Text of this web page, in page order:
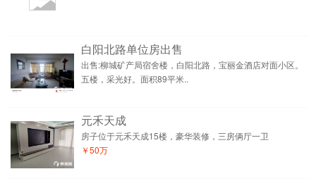
白阳北路单位房出售
出售:柳城矿产局宿舍楼，白阳北路，宝丽金酒店对面小区。
五楼，采光好。面积89平米..
元禾天成
房子位于元禾天成15楼，豪华装修，三房俩厅一卫
￥50万